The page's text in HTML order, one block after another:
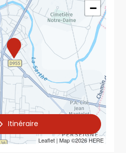
−
Leaflet | Map ©2026 HERE
Itinéraire